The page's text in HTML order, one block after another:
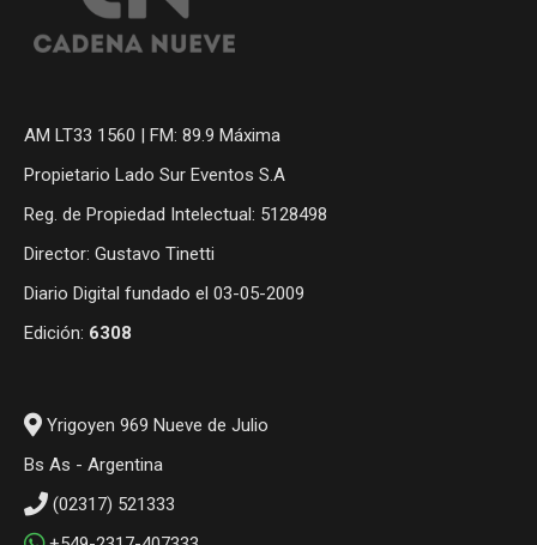
AM LT33 1560 | FM: 89.9 Máxima
Propietario Lado Sur Eventos S.A
Reg. de Propiedad Intelectual: 5128498
Director: Gustavo Tinetti
Diario Digital fundado el 03-05-2009
Edición: 6308
Yrigoyen 969 Nueve de Julio
Bs As - Argentina
(02317) 521333